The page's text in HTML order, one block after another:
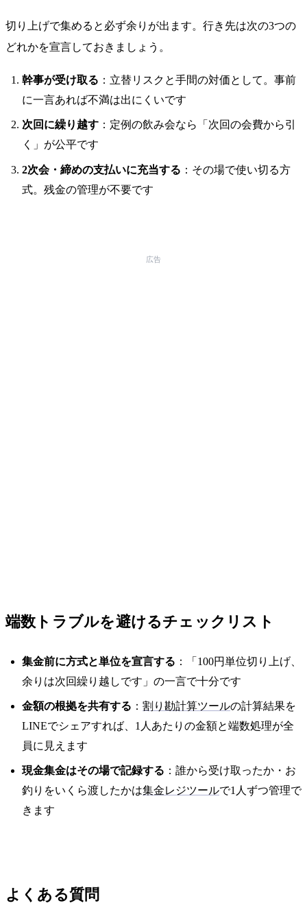
切り上げで集めると必ず余りが出ます。行き先は次の3つの
どれかを宣言しておきましょう。
幹事が受け取る ：立替リスクと手間の対価として。事前
に一言あれば不満は出にくいです
次回に繰り越す ：定例の飲み会なら「次回の会費から引
く」が公平です
2次会・締めの支払いに充当する ：その場で使い切る方
式。残金の管理が不要です
広告
端数トラブルを避けるチェックリスト
集金前に方式と単位を宣言する ：「100円単位切り上げ、
余りは次回繰り越しです」の一言で十分です
金額の根拠を共有する ： 割り勘計算ツールの計算結果を
LINEでシェアすれば、1人あたりの金額と端数処理が全
員に見えます
現金集金はその場で記録する ：誰から受け取ったか・お
釣りをいくら渡したかは集金レジツールで1人ずつ管理で
きます
よくある質問